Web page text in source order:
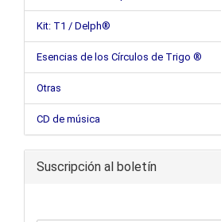
Kit: T1 / Delph®
Esencias de los Círculos de Trigo ®
Otras
CD de música
Suscripción al boletín